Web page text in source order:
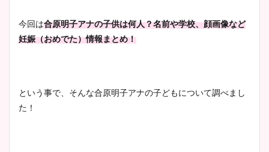
今回は合原明子アナの子供は何人？名前や学校、顔画像など
妊娠（おめでた）情報まとめ！
という事で、そんな合原明子アナの子どもについて調べまし
た！